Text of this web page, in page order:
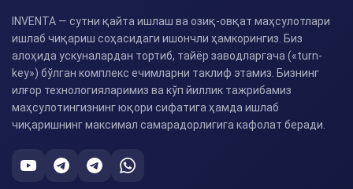
INVENTA — сутни қайта ишлаш ва озиқ-овқат маҳсулотлари
ишлаб чиқариш соҳасидаги ишончли ҳамкорингиз. Биз
алоҳида ускуналардан тортиб, тайёр заводларгача («turn-
key») бўлган комплекс ечимларни таклиф этамиз. Бизнинг
илғор технологияларимиз ва кўп йиллик тажрибамиз
маҳсулотингизнинг юқори сифатига ҳамда ишлаб
чиқаришнинг максимал самарадорлигига кафолат беради.